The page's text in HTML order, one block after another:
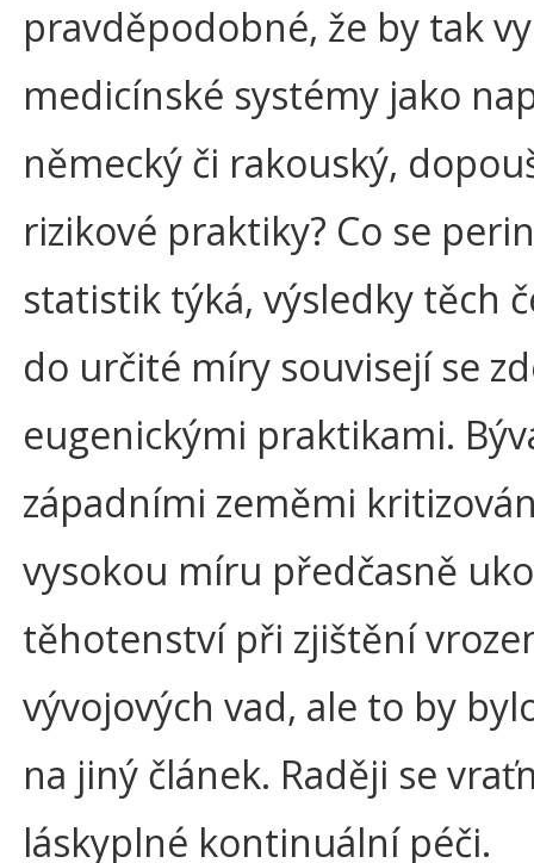
pravděpodobné, že by tak
medicínské systémy jako
německý či rakouský,
rizikové praktiky? Co se
statistik týká, výsledky těch
do určité míry souvisejí se
eugenickými praktikami.
západními zeměmi
vysokou míru předčasně
těhotenství při zjištění
vývojových vad, ale to by
na jiný článek. Raději se
láskyplné kontinuální péči.